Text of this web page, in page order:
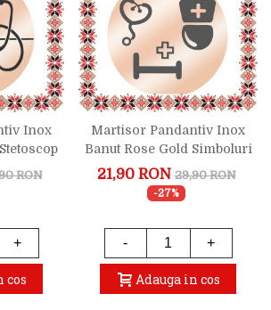
Inox
RON
+
cos
Martisor Pandantiv Inox
Banut Rose Gold Simboluri
Asistenta
21,90 RON 29,90 RON
-27%
- +
Adauga in cos